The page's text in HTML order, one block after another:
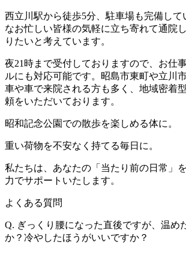
西立川駅から徒歩5分、駐車場も完備して
なお忙しい皆様の気軽に立ち寄れて通院
りたいと考えています。
夜21時まで受付しておりますので、お仕
ルにも対応可能です。昭島市東町や立川
車や車で来院される方も多く、地域密着
頼をいただいております。
昭和記念公園での散歩を楽しめる体に。
重い荷物を不安なく持てる毎日に。
私たちは、あなたの「当たり前の日常」
力でサポートいたします。
よくある質問
Q. ぎっくり腰になった直後ですが、温め
か？冷やしたほうがいいですか？